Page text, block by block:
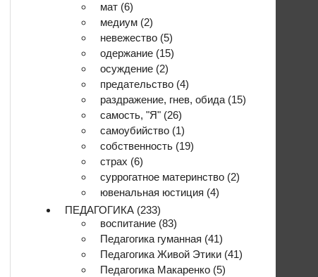
мат (6)
медиум (2)
невежество (5)
одержание (15)
осуждение (2)
предательство (4)
раздражение, гнев, обида (15)
самость, "Я" (26)
самоубийство (1)
собственность (19)
страх (6)
суррогатное материнство (2)
ювенальная юстиция (4)
ПЕДАГОГИКА (233)
воспитание (83)
Педагогика гуманная (41)
Педагогика Живой Этики (41)
Педагогика Макаренко (5)